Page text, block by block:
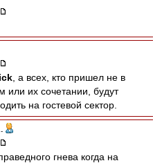
, а всех, кто пришел не в
или их сочетании, будут
на гостевой сектор.
-
гнева когда на